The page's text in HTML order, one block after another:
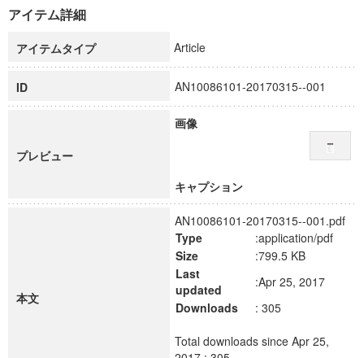
科学研究費補助金研究成果報告書
慶應義塾大学グローバルCOEプログラム市民社会ガバナンス
慶應義塾大学グローバルCOEプログラム論理と感性の先端的
博士課程教育リーディングプログラム「超成熟社会発展のサ
学術雑誌掲載論文等(8)
アイテム詳細
アイテムタイプ Article
ID AN10086101-20170315--001
プレビュー
画像
キャプション
本文
AN10086101-20170315--001.pdf
Type
:application/pdf
Size
:799.5 KB
Last
updated
:Apr 25, 2017
Downloads
: 305
Total downloads since Apr 25,